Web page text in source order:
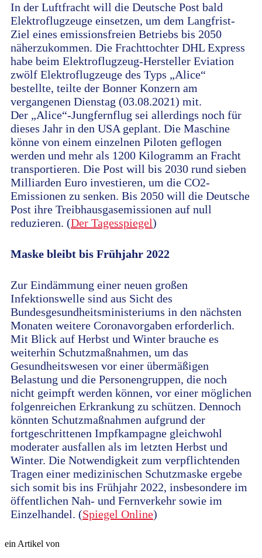
In der Luftfracht will die Deutsche Post bald
Elektroflugzeuge einsetzen, um dem Langfrist-
Ziel eines emissionsfreien Betriebs bis 2050
näherzukommen. Die Frachttochter DHL Express
habe beim Elektroflugzeug-Hersteller Eviation
zwölf Elektroflugzeuge des Typs „Alice“
bestellte, teilte der Bonner Konzern am
vergangenen Dienstag (03.08.2021) mit.
Der „Alice“-Jungfernflug sei allerdings noch für
dieses Jahr in den USA geplant. Die Maschine
könne von einem einzelnen Piloten geflogen
werden und mehr als 1200 Kilogramm an Fracht
transportieren. Die Post will bis 2030 rund sieben
Milliarden Euro investieren, um die CO2-
Emissionen zu senken. Bis 2050 will die Deutsche
Post ihre Treibhausgasemissionen auf null
reduzieren. (Der Tagesspiegel)
Maske bleibt bis Frühjahr 2022
Zur Eindämmung einer neuen großen
Infektionswelle sind aus Sicht des
Bundesgesundheitsministeriums in den nächsten
Monaten weitere Coronavorgaben erforderlich.
Mit Blick auf Herbst und Winter brauche es
weiterhin Schutzmaßnahmen, um das
Gesundheitswesen vor einer übermäßigen
Belastung und die Personengruppen, die noch
nicht geimpft werden können, vor einer möglichen
folgenreichen Erkrankung zu schützen. Dennoch
könnten Schutzmaßnahmen aufgrund der
fortgeschrittenen Impfkampagne gleichwohl
moderater ausfallen als im letzten Herbst und
Winter. Die Notwendigkeit zum verpflichtenden
Tragen einer medizinischen Schutzmaske ergebe
sich somit bis ins Frühjahr 2022, insbesondere im
öffentlichen Nah- und Fernverkehr sowie im
Einzelhandel. (Spiegel Online)
ein Artikel von